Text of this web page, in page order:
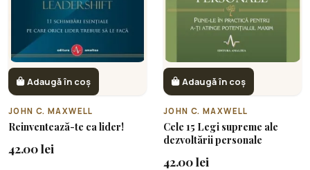
Adaugă în coș
JOHN C. MAXWELL
Reinventează-te ca lider!
42.00 lei
Adaugă în coș
JOHN C. MAXWELL
Cele 15 Legi supreme ale
dezvoltării personale
42.00 lei